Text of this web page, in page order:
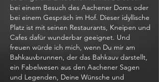
bei einem Besuch des Aachener Doms oder
bei einem Gespräch im Hof. Dieser idyllische
Platz ist mit seinen Restaurants, Kneipen und
Cafes dafür wunderbar geeignet. Und
freuen würde ich mich, wenn Du mir am
Bahkauvbrunnen, der das Bahkauv darstellt,
ein Fabelwesen aus den Aachener Sagen
und Legenden, Deine Wünsche und